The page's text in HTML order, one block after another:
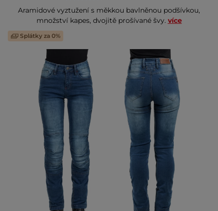
Aramidové vyztužení s měkkou bavlněnou podšívkou,
množství kapes, dvojitě prošívané švy. více
Splátky za 0%